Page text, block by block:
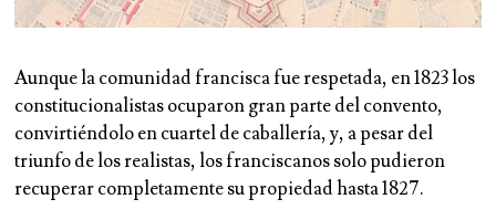
Aunque la comunidad francisca fue respetada, en 1823 los
constitucionalistas ocuparon gran parte del convento,
convirtiéndolo en cuartel de caballería, y, a pesar del
triunfo de los realistas, los franciscanos solo pudieron
recuperar completamente su propiedad hasta 1827.